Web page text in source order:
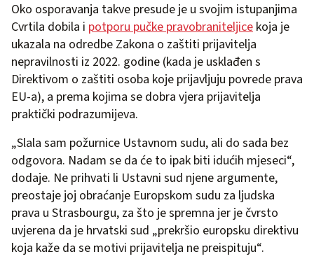
Oko osporavanja takve presude je u svojim istupanjima
Cvrtila dobila i potporu pučke pravobraniteljice koja je
ukazala na odredbe Zakona o zaštiti prijavitelja
nepravilnosti iz 2022. godine (kada je usklađen s
Direktivom o zaštiti osoba koje prijavljuju povrede prava
EU-a), a prema kojima se dobra vjera prijavitelja
praktički podrazumijeva.
„Slala sam požurnice Ustavnom sudu, ali do sada bez
odgovora. Nadam se da će to ipak biti idućih mjeseci“,
dodaje. Ne prihvati li Ustavni sud njene argumente,
preostaje joj obraćanje Europskom sudu za ljudska
prava u Strasbourgu, za što je spremna jer je čvrsto
uvjerena da je hrvatski sud „prekršio europsku direktivu
koja kaže da se motivi prijavitelja ne preispituju“.